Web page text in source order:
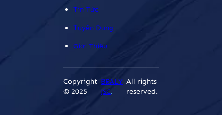
Tin Tức
Tuyển Dụng
Giới Thiệu
Copyright
© 2025
BRALY
JSC.
All rights
reserved.